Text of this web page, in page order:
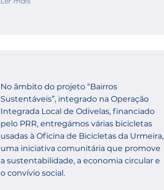
No âmbito do projeto “Bairros
Sustentáveis”, integrado na Operação
Integrada Local de Odivelas, financiado
pelo PRR, entregámos várias bicicletas
usadas à Oficina de Bicicletas da Urmeira,
uma iniciativa comunitária que promove
a sustentabilidade, a economia circular e
o convívio social.